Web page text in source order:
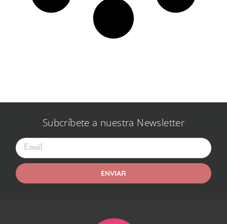
Subcríbete a nuestra Newsletter
ENVIAR